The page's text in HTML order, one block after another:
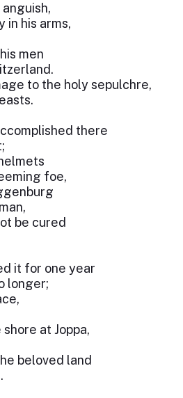
in his arms,
men
to the holy sepulchre,
there
foe,
be cured
it for one year
longer;
at Joppa,
beloved land